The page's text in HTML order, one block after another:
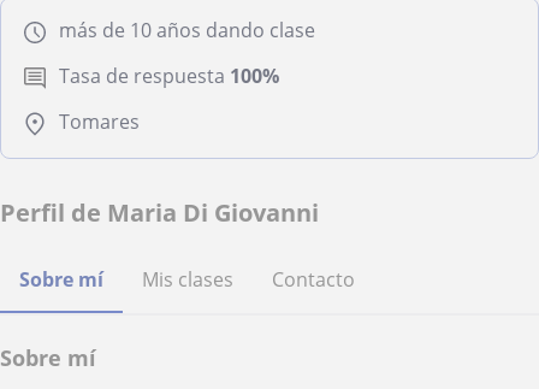
más de 10 años dando clase
Tasa de respuesta 100%
Tomares
Perfil de Maria Di Giovanni
Sobre mí Mis clases Contacto
Sobre mí